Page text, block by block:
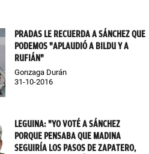
PRADAS LE RECUERDA A SÁNCHEZ QUE
PODEMOS "APLAUDIÓ A BILDU Y A
RUFIÁN"
Gonzaga Durán
31-10-2016
LEGUINA: "YO VOTÉ A SÁNCHEZ
PORQUE PENSABA QUE MADINA
SEGUIRÍA LOS PASOS DE ZAPATERO,